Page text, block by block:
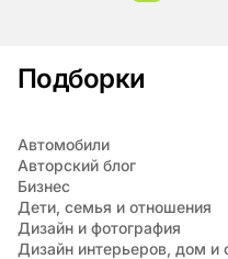
Подборки
Автомобили
Авторский блог
Бизнес
Дети, семья и отношения
Дизайн и фотография
Дизайн интерьеров, дом и